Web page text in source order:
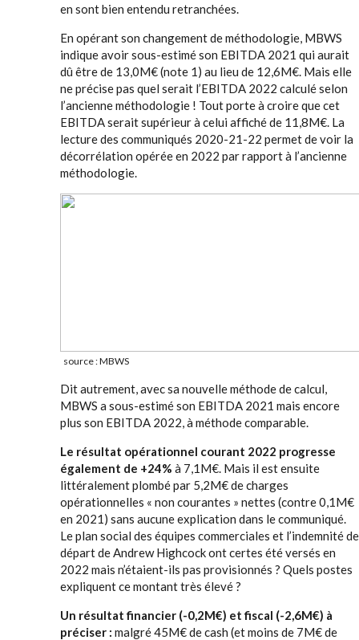
en sont bien entendu retranchées.
En opérant son changement de méthodologie, MBWS
indique avoir sous-estimé son EBITDA 2021 qui aurait
dû être de 13,0M€ (note 1) au lieu de 12,6M€. Mais elle
ne précise pas quel serait l’EBITDA 2022 calculé selon
l’ancienne méthodologie ! Tout porte à croire que cet
EBITDA serait supérieur à celui affiché de 11,8M€. La
lecture des communiqués 2020-21-22 permet de voir la
décorrélation opérée en 2022 par rapport à l’ancienne
méthodologie.
source : MBWS
Dit autrement, avec sa nouvelle méthode de calcul,
MBWS a sous-estimé son EBITDA 2021 mais encore
plus son EBITDA 2022, à méthode comparable.
Le résultat opérationnel courant 2022 progresse
également de +24% à 7,1M€. Mais il est ensuite
littéralement plombé par 5,2M€ de charges
opérationnelles « non courantes » nettes (contre 0,1M€
en 2021) sans aucune explication dans le communiqué.
Le plan social des équipes commerciales et l’indemnité de
départ de Andrew Highcock ont certes été versés en
2022 mais n’étaient-ils pas provisionnés ? Quels postes
expliquent ce montant très élevé ?
Un résultat financier (-0,2M€) et fiscal (-2,6M€) à
préciser : malgré 45M€ de cash (et moins de 7M€ de